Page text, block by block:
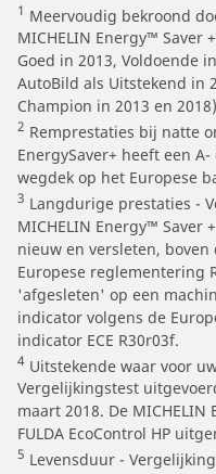
1 Meervoudig bekroond
MICHELIN Energy™ Saver
Goed in 2013, Voldoende
AutoBild als Uitstekend in
Champion in 2013 en
2 Remprestaties bij natte
EnergySaver+ heeft een
wegdek op het Europese
3 Langdurige prestaties -
MICHELIN Energy™ Saver
nieuw en versleten,
Europese reglementering
'afgesleten' op een
indicator volgens de
indicator ECE R30r03f.
4 Uitstekende waar voor
Vergelijkingstest
maart 2018. De
FULDA EcoControl HP
5 Levensduur -